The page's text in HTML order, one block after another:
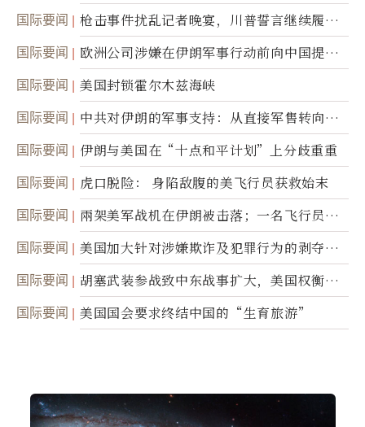
国际要闻
枪击事件扰乱记者晚宴，川普誓言继续履行
职责
国际要闻
欧洲公司涉嫌在伊朗军事行动前向中国提供
美军基地的卫星图像
国际要闻 美国封锁霍尔木兹海峡
国际要闻
中共对伊朗的军事支持：从直接军售转向间
接技术转让
国际要闻 伊朗与美国在“十点和平计划”上分歧重重
国际要闻 虎口脱险： 身陷敌腹的美飞行员获救始末
国际要闻
兩架美军战机在伊朗被击落；一名飞行员失
踪
国际要闻
美国加大针对涉嫌欺诈及犯罪行为的剥夺公
民权力度
国际要闻
胡塞武装参战致中东战事扩大，美国权衡地
面入侵的可能性
国际要闻 美国国会要求终结中国的“生育旅游”